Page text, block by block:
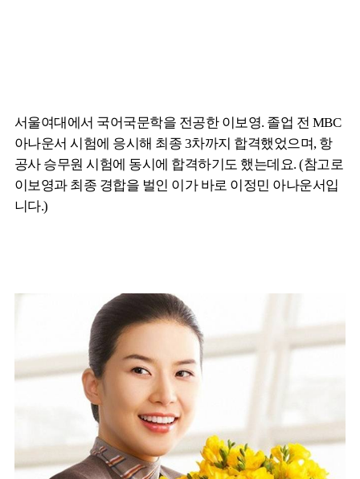
서울여대에서 국어국문학을 전공한 이보영. 졸업 전 MBC
아나운서 시험에 응시해 최종 3차까지 합격했었으며, 항
공사 승무원 시험에 동시에 합격하기도 했는데요. (참고로
이보영과 최종 경합을 벌인 이가 바로 이정민 아나운서입
니다.)